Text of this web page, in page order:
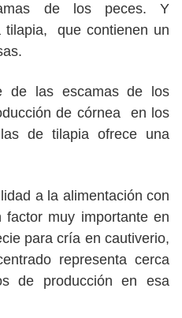
de los peces. Y
tilapia, que contienen un
de las escamas de los
de córnea en los
de tilapia ofrece una
a la alimentación con
muy importante en
para cría en cautiverio,
representa cerca
de producción en esa